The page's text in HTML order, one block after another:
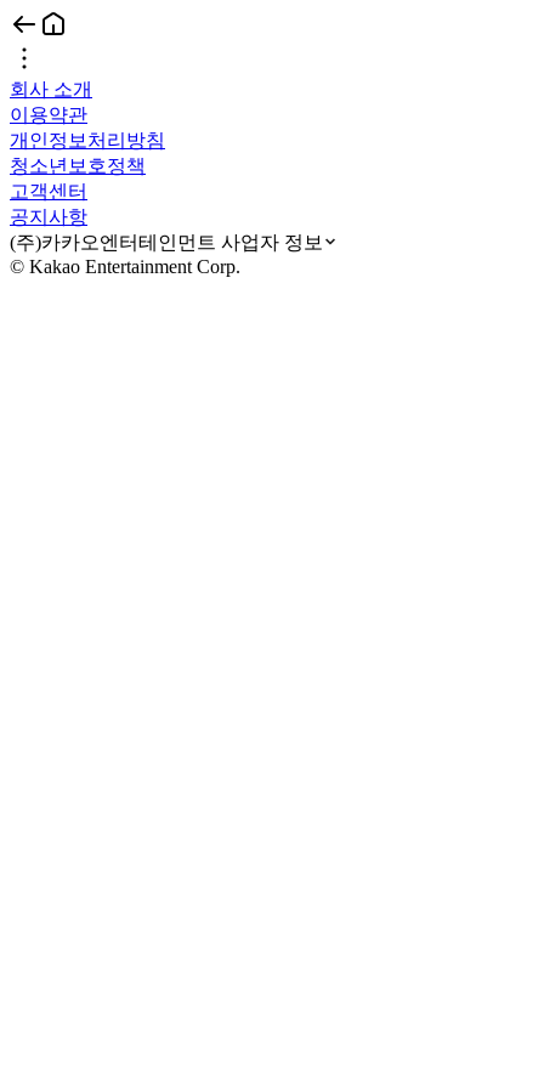
회사 소개
이용약관
개인정보처리방침
청소년보호정책
고객센터
공지사항
(주)카카오엔터테인먼트 사업자 정보
© Kakao Entertainment Corp.